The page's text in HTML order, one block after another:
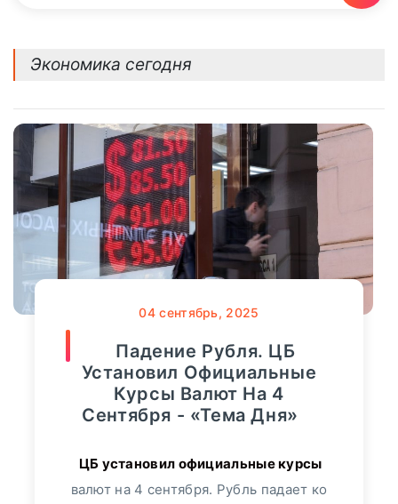
Экономика сегодня
04 сентябрь, 2025
Падение Рубля. ЦБ
Установил Официальные
Курсы Валют На 4
Сентября - «Тема Дня»
валют на 4 сентября. Рубль падает ко